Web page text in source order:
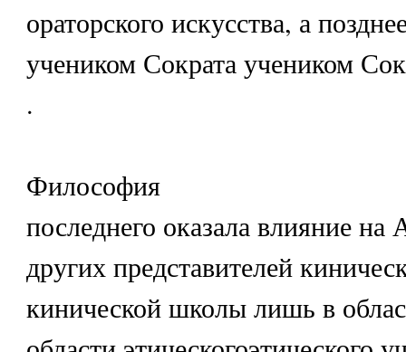
ораторского искусства, а
учеником Сократа учеником
.
Философия
последнего оказала влияние на
других представителей
кинической школы лишь в